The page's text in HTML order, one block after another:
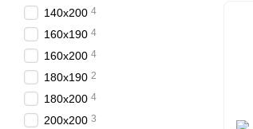
140х200 4
160х190 4
160х200 4
180х190 2
180х200 4
200х200 3